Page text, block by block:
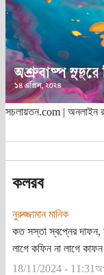
সচলায়তন.com | অনলাইন
কলরব
নুরুজ্জামান মানিক
কত সস্তা স্বপ্নের দাফন,
লাগে কফিন না লাগে
18/11/2024 -